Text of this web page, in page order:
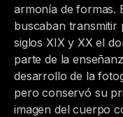
armonía de formas.
buscaban transmitir
siglos XIX y XX el
parte de la
desarrollo de la
pero conservó su
imagen del cuerpo